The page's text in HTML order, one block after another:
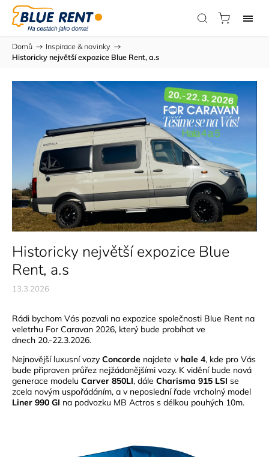
Domů / Inspirace & novinky /
Historicky největší expozice Blue Rent, a.s
Historicky největší expozice Blue
Rent, a.s
13.3.2026
Rádi bychom Vás pozvali na expozice společnosti Blue Rent na
veletrhu For Caravan 2026, který bude probíhat ve
dnech 20.-22.3.2026.
Nejnovější luxusní vozy Concorde najdete v hale 4, kde pro Vás
bude připraven průřez nejžádanějšími vozy. K vidění bude nová
generace modelu Carver 850LI, dále Charisma 915 LSI se
zcela novým uspořádáním, a v neposlední řade vrcholný model
Liner 990 GI na podvozku MB Actros s délkou pouhých 10m.